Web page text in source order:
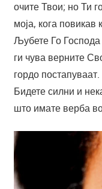
очите Твои; но Ти
моја, кога повикав
Љубете Го Господа
ги чува верните
гордо постапуваат.
Бидете силни и
што имате верба